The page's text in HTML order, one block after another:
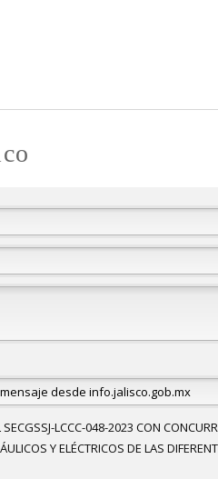
LCCC-048-2023 CON
Y ELÉCTRICOS DE LAS